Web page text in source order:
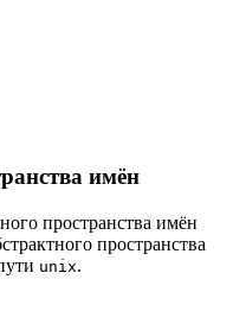
имён
пространства имён
пространства
unix.